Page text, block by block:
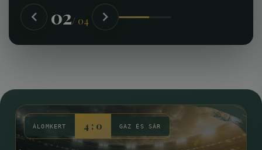
03/ 04
ÁLOMKERT 4 : 0 GAZ ÉS SÁR